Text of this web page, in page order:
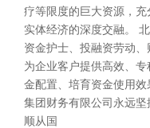
疗等限度的巨大资源，
实体经济的深度交融。
资金护士、投融资劳动
为企业客户提供高效、
金配置、培育资金使用
集团财务有限公司永远
顺从国